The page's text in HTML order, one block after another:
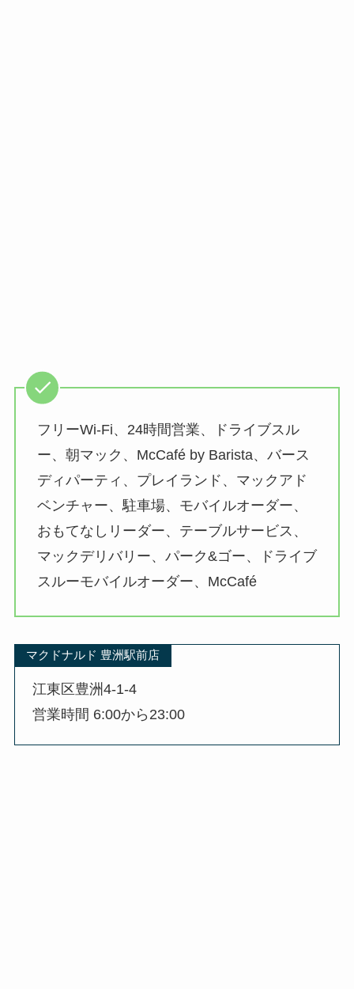
フリーWi-Fi、24時間営業、ドライブスル
ー、朝マック、McCafé by Barista、バース
ディパーティ、プレイランド、マックアド
ベンチャー、駐車場、モバイルオーダー、
おもてなしリーダー、テーブルサービス、
マックデリバリー、パーク&ゴー、ドライブ
スルーモバイルオーダー、McCafé
マクドナルド 豊洲駅前店
江東区豊洲4-1-4
営業時間 6:00から23:00